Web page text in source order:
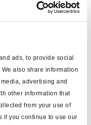
ads, to provide social
also share information
advertising and
other information that
from your use of
if you continue to use our
Echappement